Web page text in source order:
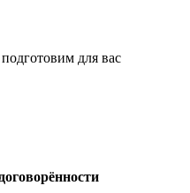
для вас